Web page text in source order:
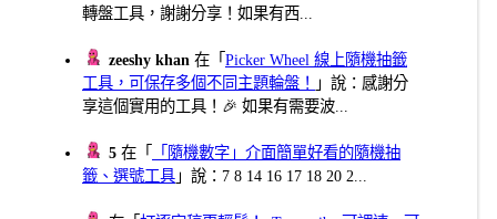
轉盤工具，謝謝分享！如果有西...
zeeshy khan 在「Picker Wheel 線上隨機抽籤
工具，可保存多個不同主題輪盤！
」說：感謝分
享這個實用的工具！🎉 如果有需要波...
5 在「
「隨機數字」介面簡單好看的隨機抽
籤、選號工具 」說：7 8 14 16 17 18 20 2...